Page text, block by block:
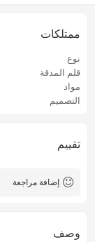
ممتلكات
نوع
قلم المدقة
مواد
التصميم
تقييم
إضافة مراجعة
وصف